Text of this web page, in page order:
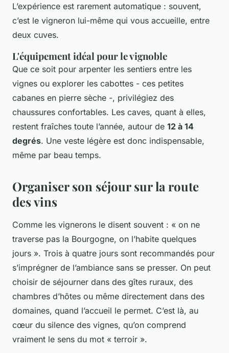
L’expérience est rarement automatique : souvent,
c’est le vigneron lui-même qui vous accueille, entre
deux cuves.
L'équipement idéal pour le vignoble
Que ce soit pour arpenter les sentiers entre les
vignes ou explorer les cabottes - ces petites
cabanes en pierre sèche -, privilégiez des
chaussures confortables. Les caves, quant à elles,
restent fraîches toute l’année, autour de 12 à 14
degrés. Une veste légère est donc indispensable,
même par beau temps.
Organiser son séjour sur la route
des vins
Comme les vignerons le disent souvent : « on ne
traverse pas la Bourgogne, on l’habite quelques
jours ». Trois à quatre jours sont recommandés pour
s’imprégner de l’ambiance sans se presser. On peut
choisir de séjourner dans des gîtes ruraux, des
chambres d’hôtes ou même directement dans des
domaines, quand l’accueil le permet. C’est là, au
cœur du silence des vignes, qu’on comprend
vraiment le sens du mot « terroir ».